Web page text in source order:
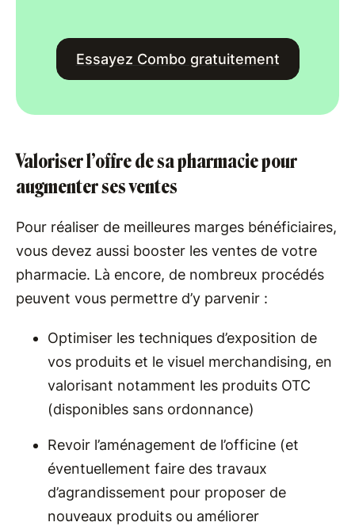
Essayez Combo gratuitement
Valoriser l’offre de sa pharmacie pour
augmenter ses ventes
Pour réaliser de meilleures marges bénéficiaires,
vous devez aussi booster les ventes de votre
pharmacie. Là encore, de nombreux procédés
peuvent vous permettre d’y parvenir :
Optimiser les techniques d’exposition de
vos produits et le visuel merchandising, en
valorisant notamment les produits OTC
(disponibles sans ordonnance)
Revoir l’aménagement de l’officine (et
éventuellement faire des travaux
d’agrandissement pour proposer de
nouveaux produits ou améliorer